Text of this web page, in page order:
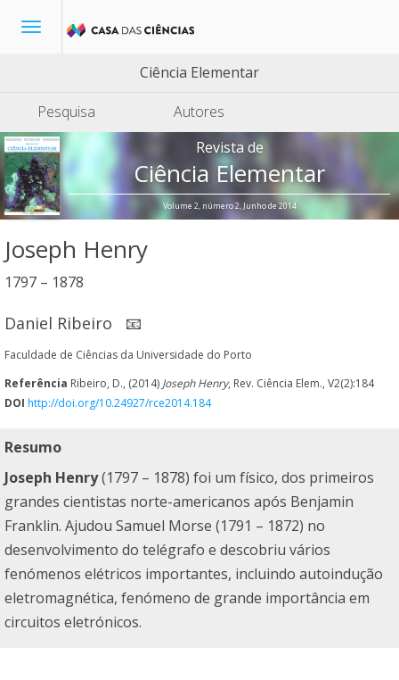
Toggle
Ciência Elementar
Pesquisa
Autores
Revista de
Ciência Elementar
Volume 2, número 2, Junho de 2014
Joseph Henry
1797 – 1878
Daniel Ribeiro 📧
Faculdade de Ciências da Universidade do Porto
Referência Ribeiro, D., (2014) Joseph Henry, Rev. Ciência Elem., V2(2):184
DOI http://doi.org/10.24927/rce2014.184
Resumo
Joseph Henry(1797 – 1878) foi um físico, dos primeiros
grandes cientistas norte-americanos após Benjamin
Franklin. Ajudou Samuel Morse (1791 – 1872) no
desenvolvimento do telégrafo e descobriu vários
fenómenos elétricos importantes, incluindo autoindução
eletromagnética, fenómeno de grande importância em
circuitos eletrónicos.